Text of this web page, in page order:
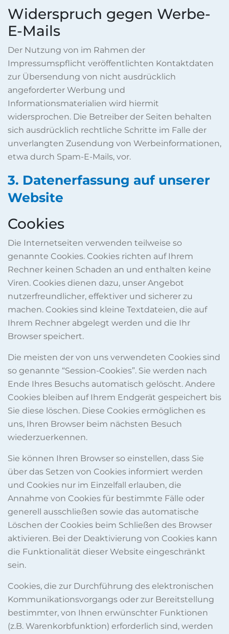
Widerspruch gegen Werbe-
E-Mails
Der Nutzung von im Rahmen der
Impressumspflicht veröffentlichten Kontaktdaten
zur Übersendung von nicht ausdrücklich
angeforderter Werbung und
Informationsmaterialien wird hiermit
widersprochen. Die Betreiber der Seiten behalten
sich ausdrücklich rechtliche Schritte im Falle der
unverlangten Zusendung von Werbeinformationen,
etwa durch Spam-E-Mails, vor.
3. Datenerfassung auf unserer
Website
Cookies
Die Internetseiten verwenden teilweise so
genannte Cookies. Cookies richten auf Ihrem
Rechner keinen Schaden an und enthalten keine
Viren. Cookies dienen dazu, unser Angebot
nutzerfreundlicher, effektiver und sicherer zu
machen. Cookies sind kleine Textdateien, die auf
Ihrem Rechner abgelegt werden und die Ihr
Browser speichert.
Die meisten der von uns verwendeten Cookies sind
so genannte “Session-Cookies”. Sie werden nach
Ende Ihres Besuchs automatisch gelöscht. Andere
Cookies bleiben auf Ihrem Endgerät gespeichert bis
Sie diese löschen. Diese Cookies ermöglichen es
uns, Ihren Browser beim nächsten Besuch
wiederzuerkennen.
Sie können Ihren Browser so einstellen, dass Sie
über das Setzen von Cookies informiert werden
und Cookies nur im Einzelfall erlauben, die
Annahme von Cookies für bestimmte Fälle oder
generell ausschließen sowie das automatische
Löschen der Cookies beim Schließen des Browser
aktivieren. Bei der Deaktivierung von Cookies kann
die Funktionalität dieser Website eingeschränkt
sein.
Cookies, die zur Durchführung des elektronischen
Kommunikationsvorgangs oder zur Bereitstellung
bestimmter, von Ihnen erwünschter Funktionen
(z.B. Warenkorbfunktion) erforderlich sind, werden